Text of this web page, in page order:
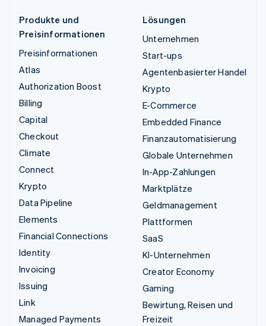
Produkte und
Preisinformationen
Preisinformationen
Atlas
Authorization Boost
Billing
Capital
Checkout
Climate
Connect
Krypto
Data Pipeline
Elements
Financial Connections
Identity
Invoicing
Issuing
Link
Managed Payments
Lösungen
Unternehmen
Start-ups
Agentenbasierter Handel
Krypto
E-Commerce
Embedded Finance
Finanzautomatisierung
Globale Unternehmen
In-App-Zahlungen
Marktplätze
Geldmanagement
Plattformen
SaaS
KI-Unternehmen
Creator Economy
Gaming
Bewirtung, Reisen und
Freizeit